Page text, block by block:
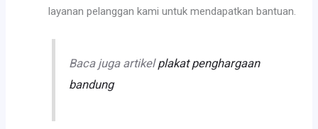
layanan pelanggan kami untuk mendapatkan bantuan.
Baca juga artikelplakat penghargaan
bandung